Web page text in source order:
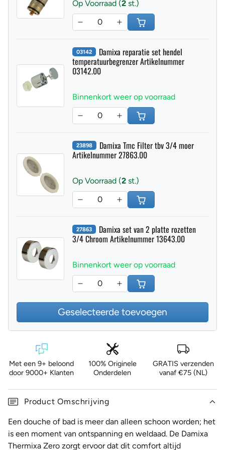
Op Voorraad (2st.)
03142 Damixa reparatie set hendel
temperatuurbegrenzer Artikelnummer
03142.00
Binnenkort weer op voorraad
23898 Damixa Tmc Filter tbv 3/4 moer
Artikelnummer 27863.00
Op Voorraad (2st.)
27863 Damixa set van 2 platte rozetten
3/4 Chroom Artikelnummer 13643.00
Binnenkort weer op voorraad
Geselecteerde toevoegen
Met een 9+ beloond
door 9000+ Klanten
100% Originele
Onderdelen
GRATIS verzenden
vanaf €75 (NL)
Product Omschrijving
Een douche of bad is meer dan alleen schoon worden; het
is een moment van ontspanning en weldaad. De Damixa
Thermixa Zero zorgt ervoor dat dit comfort altijd